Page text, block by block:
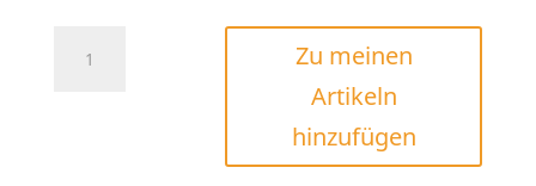
Astro
Zu meinen
Artikeln
hinzufügen